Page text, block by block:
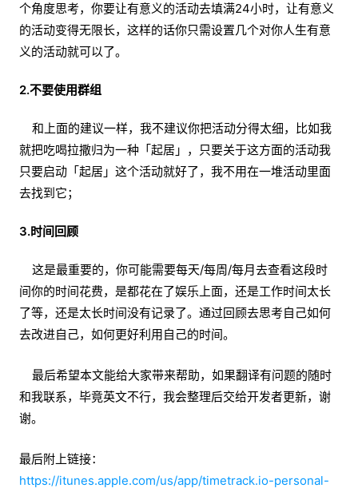
个角度思考，你要让有意义的活动去填满24小时，让有意义
的活动变得无限长，这样的话你只需设置几个对你人生有意
义的活动就可以了。
2.不要使用群组
和上面的建议一样，我不建议你把活动分得太细，比如我
就把吃喝拉撒归为一种「起居」，只要关于这方面的活动我
只要启动「起居」这个活动就好了，我不用在一堆活动里面
去找到它；
3.时间回顾
这是最重要的，你可能需要每天/每周/每月去查看这段时
间你的时间花费，是都花在了娱乐上面，还是工作时间太长
了等，还是太长时间没有记录了。通过回顾去思考自己如何
去改进自己，如何更好利用自己的时间。
最后希望本文能给大家带来帮助，如果翻译有问题的随时
和我联系，毕竟英文不行，我会整理后交给开发者更新，谢
谢。
最后附上链接：
https://itunes.apple.com/us/app/timetrack.io-personal-